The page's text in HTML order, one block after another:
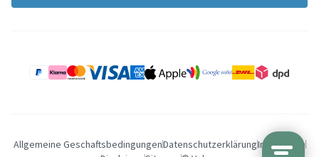
Allgemeine GeschaftsbedingungenDatenschutzerklärungImpressum